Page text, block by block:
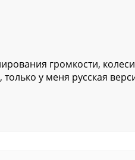
громкости,
у меня русская